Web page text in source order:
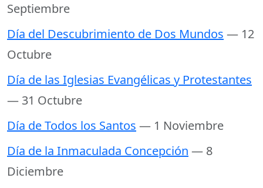
Septiembre
Día del Descubrimiento de Dos Mundos — 12
Octubre
Día de las Iglesias Evangélicas y Protestantes
— 31 Octubre
Día de Todos los Santos — 1 Noviembre
Día de la Inmaculada Concepción — 8
Diciembre